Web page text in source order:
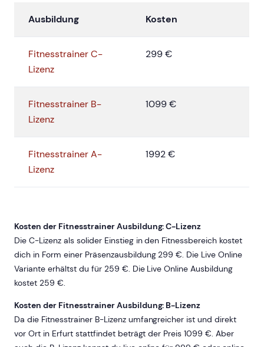
Ausbildung Kosten
Fitnesstrainer C-
Lizenz
299 €
Fitnesstrainer B-
Lizenz
1099 €
Fitnesstrainer A-
Lizenz
1992 €
Kosten der Fitnesstrainer Ausbildung: C-Lizenz
Die C-Lizenz als solider Einstieg in den Fitnessbereich kostet
dich in Form einer Präsenzausbildung 299 €. Die Live Online
Variante erhältst du für 259 €. Die Live Online Ausbildung
kostet 259 €.
Kosten der Fitnesstrainer Ausbildung: B-Lizenz
Da die Fitnesstrainer B-Lizenz umfangreicher ist und direkt
vor Ort in Erfurt stattfindet beträgt der Preis 1099 €. Aber